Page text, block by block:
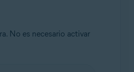
No es necesario activar